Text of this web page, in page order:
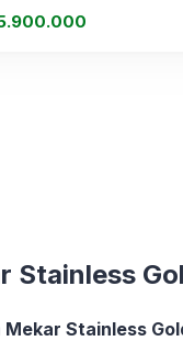
Stainless
Mekar Stainless